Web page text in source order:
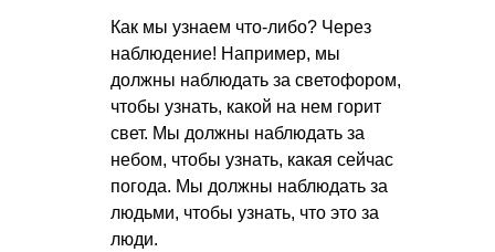
Как мы узнаем что-либо? Через
наблюдение! Например, мы
должны наблюдать за светофором,
чтобы узнать, какой на нем горит
свет. Мы должны наблюдать за
небом, чтобы узнать, какая сейчас
погода. Мы должны наблюдать за
людьми, чтобы узнать, что это за
люди.